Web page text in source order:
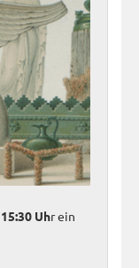
15:30 Uhr ein